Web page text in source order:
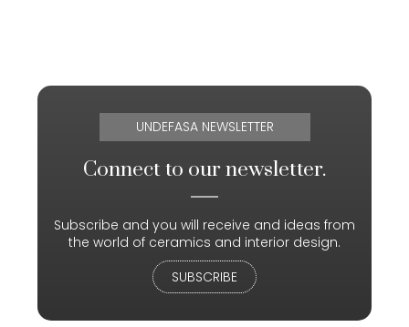
UNDEFASA NEWSLETTER
Connect to our newsletter.
Subscribe and you will receive and ideas from
the world of ceramics and interior design.
SUBSCRIBE